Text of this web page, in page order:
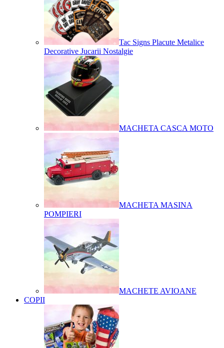
Tac Signs Placute Metalice
Decorative Jucarii Nostalgie
MACHETA CASCA MOTO
MACHETA MASINA
POMPIERI
MACHETE AVIOANE
COPII